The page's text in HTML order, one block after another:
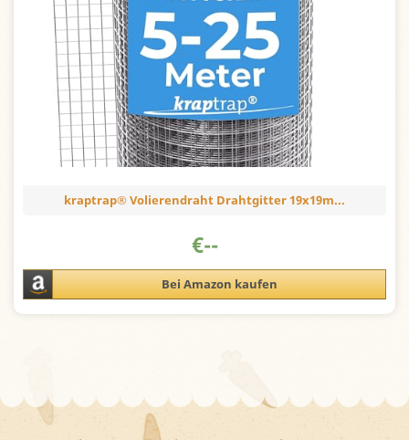
kraptrap® Volierendraht Drahtgitter 19x19m...
€--
Bei Amazon kaufen